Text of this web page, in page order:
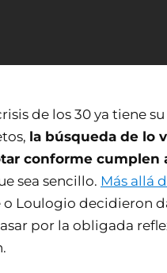
de los 30 ya tiene
la búsqueda de lo
conforme cumplen
sea sencillo. Más allá
o Loulogio decidieron
por la obligada